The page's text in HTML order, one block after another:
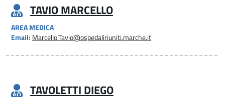
TAVIO MARCELLO
AREA MEDICA
Email: Marcello.Tavio@ospedaliriuniti.marche.it
TAVOLETTI DIEGO